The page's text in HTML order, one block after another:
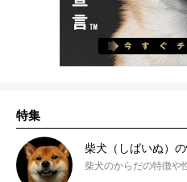
特集
柴犬（しばいぬ）
柴犬のからだの特徴や